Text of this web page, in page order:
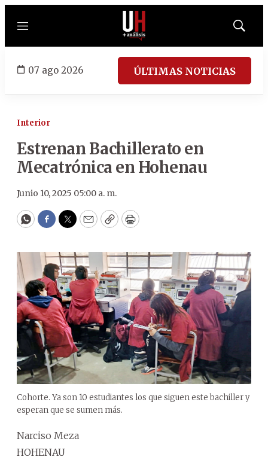
Menú
Mostrar
07 ago 2026 ÚLTIMAS NOTICIAS
Interior
Estrenan Bachillerato en
Mecatrónica en Hohenau
Junio 10, 2025 05:00 a. m.
WhatsApp
Facebook
Twitter
EmailCopyPrint
Cohorte. Ya son 10 estudiantes los que siguen este bachiller y
esperan que se sumen más.
Narciso Meza
HOHENAU